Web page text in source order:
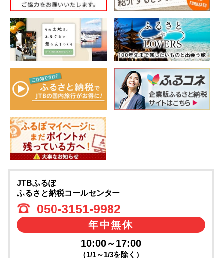
JTBふるぽ
ふるさと納税コールセンター
050-3151-9982
年中無休
10:00～17:00
（1/1～1/3を除く）